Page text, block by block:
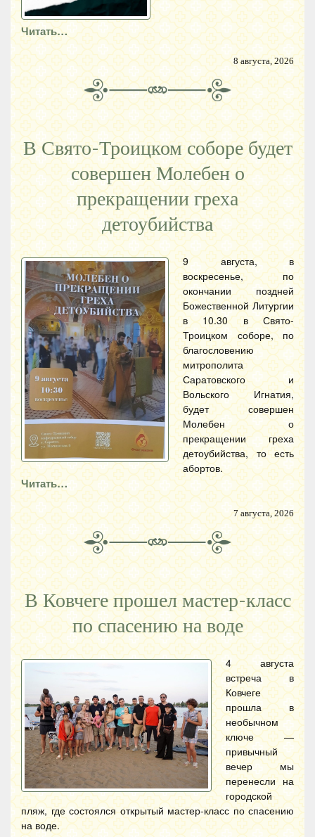
Читать…
8 августа, 2026
В Свято-Троицком соборе будет
совершен Молебен о
прекращении греха
детоубийства
9 августа, в
воскресенье, по
окончании поздней
Божественной Литургии
в 10.30 в Свято-
Троицком соборе, по
благословению
митрополита
Саратовского и
Вольского Игнатия,
будет совершен
Молебен о
прекращении греха
детоубийства, то есть
абортов.
Читать…
7 августа, 2026
В Ковчеге прошел мастер-класс
по спасению на воде
4 августа
встреча в
Ковчеге
прошла в
необычном
ключе —
привычный
вечер мы
перенесли на
городской
пляж, где состоялся открытый мастер-класс по спасению
на воде.